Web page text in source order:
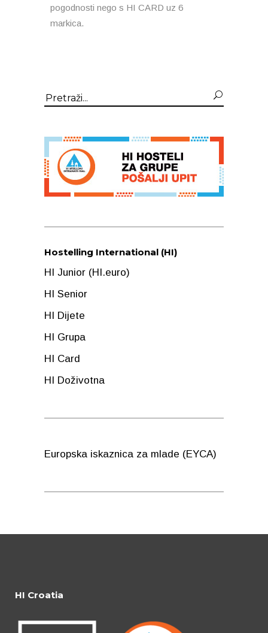
pogodnosti nego s HI CARD uz 6
markica.
Search
Hostelling International (HI)
HI Junior (HI.euro)
HI Senior
HI Dijete
HI Grupa
HI Card
HI Doživotna
Europska iskaznica za mlade (EYCA)
HI Croatia